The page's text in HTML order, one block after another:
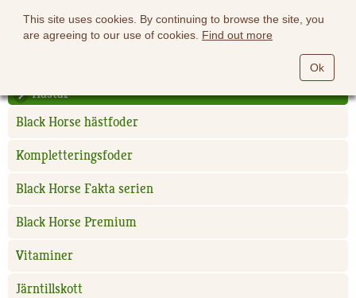
This site uses cookies. By continuing to browse the site, you
are agreeing to our use of cookies. Find out more
Ok
Hästar
Black Horse hästfoder
Kompletteringsfoder
Black Horse Fakta serien
Black Horse Premium
Vitaminer
Järntillskott